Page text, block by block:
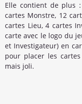
Elle contient de plus
cartes Monstre, 12
cartes Lieu, 4 cartes
carte avec le logo du
et Investigateur) en
pour placer les
mais joli.